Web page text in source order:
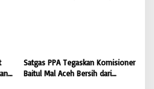
Satgas PPA Tegaskan Komisioner
Baitul Mal Aceh Bersih dari